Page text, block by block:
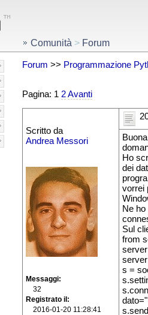
Comunità > Forum
Forum >> Programmazione
Pagina: 1 2Avanti
Scritto da
Andrea Messori
Messaggi
32
Registrato il
2016-01-20 11:28:41
Ho
dei
vorrei
Ne
Sul
from
s =